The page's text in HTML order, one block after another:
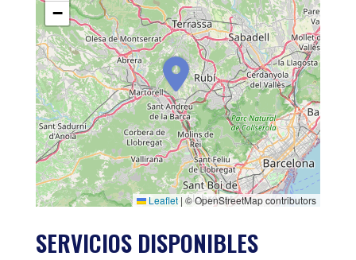
−
Leaflet | © OpenStreetMap contributors
SERVICIOS DISPONIBLES